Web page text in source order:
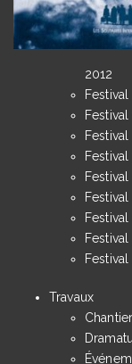
2012
Travaux